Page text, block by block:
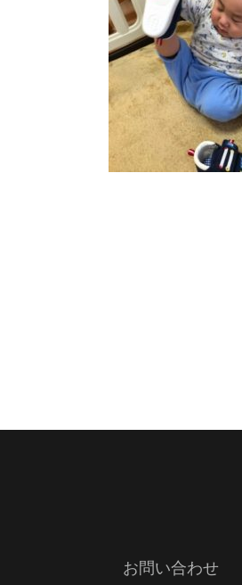
お問い合わせ